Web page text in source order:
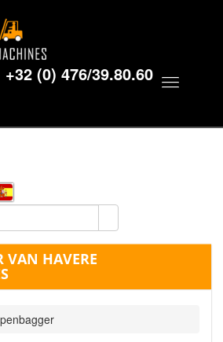
+32 (0) 476/39.80.60
Toggle
VAN HAVERE